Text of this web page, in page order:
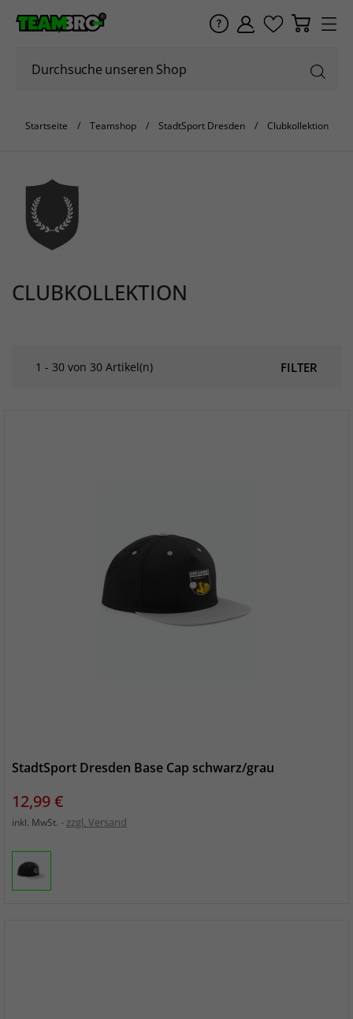
Startseite Teamshop StadtSport Dresden Clubkollektion
CLUBKOLLEKTION
FILTER
1 - 30 von 30 Artikel(n)
StadtSport Dresden Base Cap schwarz/grau
Preis
12,99 €
inkl. MwSt. zzgl. Versand